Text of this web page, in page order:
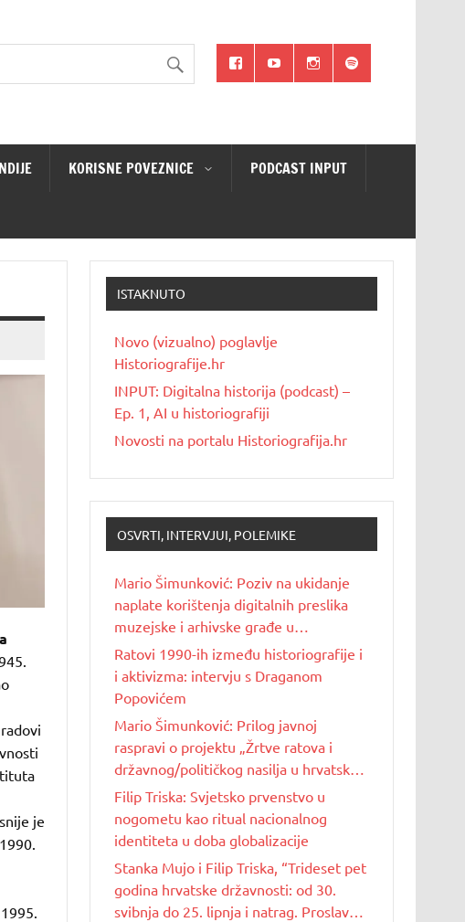
KORISNE POVEZNICE PODCAST INPUT
je
ISTAKNUTO
Novo (vizualno) poglavlje
Historiografije.hr
INPUT: Digitalna historija (podcast) –
Ep. 1, AI u historiografiji
Novosti na portalu Historiografija.hr
OSVRTI, INTERVJUI, POLEMIKE
Mario Šimunković: Poziv na ukidanje
naplate korištenja digitalnih preslika
muzejske i arhivske građe u
nekomercijalne svrhe
Ratovi 1990-ih između historiografije i
i aktivizma: intervju s Draganom
Popovićem
Mario Šimunković: Prilog javnoj
raspravi o projektu „Žrtve ratova i
državnog/političkog nasilja u hrvatskoj
povijesti 20. stoljeća“
Filip Triska: Svjetsko prvenstvo u
nogometu kao ritual nacionalnog
identiteta u doba globalizacije
Stanka Mujo i Filip Triska, “Trideset pet
godina hrvatske državnosti: od 30.
svibnja do 25. lipnja i natrag. Proslave